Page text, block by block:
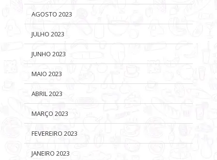
AGOSTO 2023
JULHO 2023
JUNHO 2023
MAIO 2023
ABRIL 2023
MARÇO 2023
FEVEREIRO 2023
JANEIRO 2023